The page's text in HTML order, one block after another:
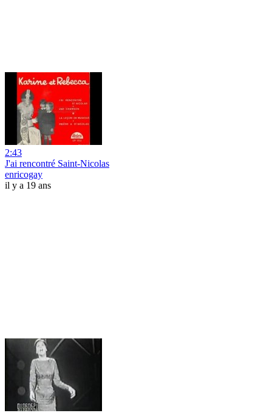
2:43
J'ai rencontré Saint-Nicolas
enricogay
il y a 19 ans